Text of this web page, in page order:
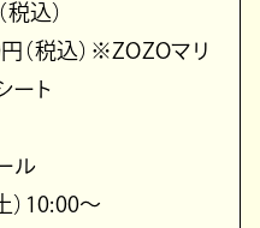
込）
（税込）※ZOZOマリ
ート
ル
）10:00～